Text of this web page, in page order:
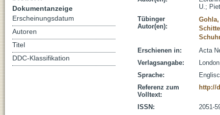
U.;
Tübinger
Autor(en):
Erschienen in:
Acta
Verlagsangabe:
Sprache:
Referenz zum
Volltext:
http://
ISSN:
2051-
Dokumentanzeige
Erscheinungsdatum
Autoren
Titel
DDC-Klassifikation